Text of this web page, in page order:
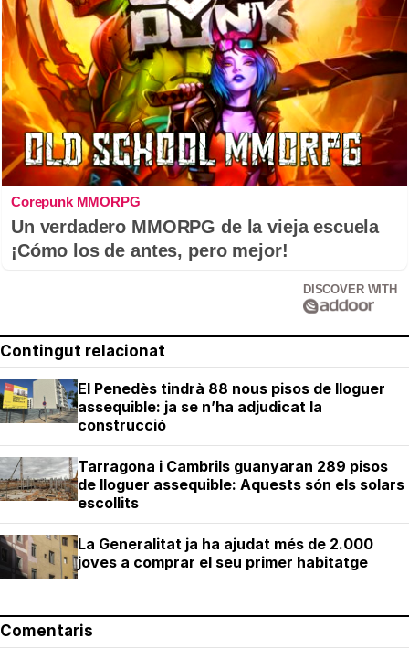
Corepunk MMORPG
Un verdadero MMORPG de la vieja escuela
¡Cómo los de antes, pero mejor!
DISCOVER WITH
Contingut relacionat
El Penedès tindrà 88 nous pisos de lloguer
assequible: ja se n’ha adjudicat la
construcció
Tarragona i Cambrils guanyaran 289 pisos
de lloguer assequible: Aquests són els solars
escollits
La Generalitat ja ha ajudat més de 2.000
joves a comprar el seu primer habitatge
Comentaris